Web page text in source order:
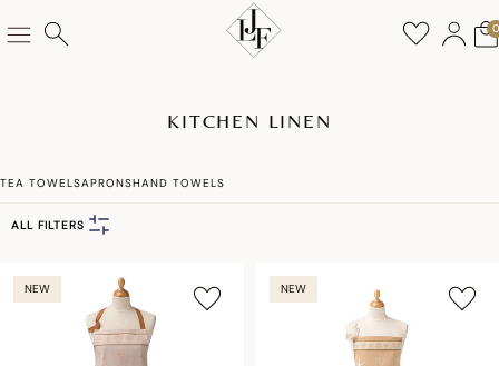
0
KITCHEN LINEN
TEA TOWELSAPRONSHAND TOWELS
ALL FILTERS
NEW NEW